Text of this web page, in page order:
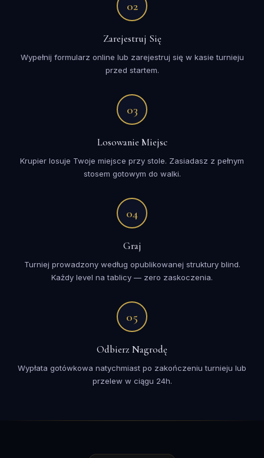
02
Zarejestruj Się
Wypełnij formularz online lub zarejestruj się w kasie turnieju
przed startem.
03
Losowanie Miejsc
Krupier losuje Twoje miejsce przy stole. Zasiadasz z pełnym
stosem gotowym do walki.
04
Graj
Turniej prowadzony według opublikowanej struktury blind.
Każdy level na tablicy — zero zaskoczenia.
05
Odbierz Nagrodę
Wypłata gotówkowa natychmiast po zakończeniu turnieju lub
przelew w ciągu 24h.